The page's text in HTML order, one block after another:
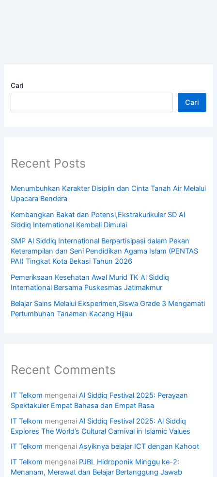
Cari
Cari
Recent Posts
Menumbuhkan Karakter Disiplin dan Cinta Tanah Air Melalui
Upacara Bendera
Kembangkan Bakat dan Potensi,Ekstrakurikuler SD Al
Siddiq International Kembali Dimulai
SMP Al Siddiq International Berpartisipasi dalam Pekan
Keterampilan dan Seni Pendidikan Agama Islam (PENTAS
PAI) Tingkat Kota Bekasi Tahun 2026
Pemeriksaan Kesehatan Awal Murid TK Al Siddiq
International Bersama Puskesmas Jatimakmur
Belajar Sains Melalui Eksperimen,Siswa Grade 3 Mengamati
Pertumbuhan Tanaman Kacang Hijau
Recent Comments
IT Telkom mengenaiAl Siddiq Festival 2025: Perayaan
Spektakuler Empat Bahasa dan Empat Rasa
IT Telkom mengenaiAl Siddiq Festival 2025: Al Siddiq
Explores The World’s Cultural Carnival in Islamic Values
IT Telkom mengenaiAsyiknya belajar ICT dengan Kahoot
IT Telkom mengenai PJBL Hidroponik Minggu ke-2:
Menanam, Merawat dan Belajar Bertanggung Jawab